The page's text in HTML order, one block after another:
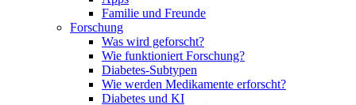
Familie und Freunde
Forschung
Was wird geforscht?
Wie funktioniert Forschung?
Diabetes-Subtypen
Wie werden Medikamente erforscht?
Diabetes und KI